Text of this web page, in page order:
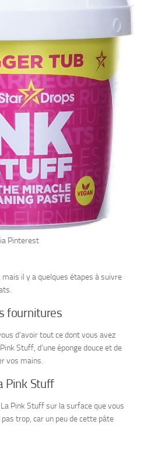
Pinterest
il y a quelques étapes à suivre
fournitures
d’avoir tout ce dont vous avez
Stuff, d’une éponge douce et de
vos mains.
Pink Stuff
Pink Stuff sur la surface que vous
trop, car un peu de cette pâte